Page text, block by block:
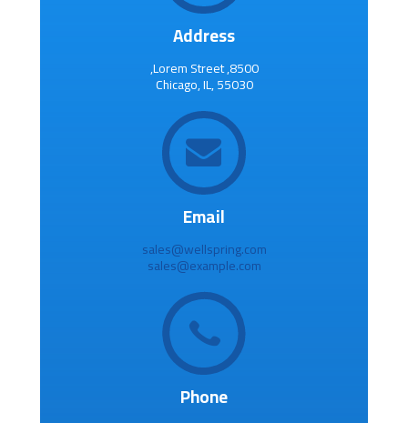
Address
8500, Lorem Street,
Chicago, IL, 55030
Email
sales@wellspring.com
sales@example.com
Phone